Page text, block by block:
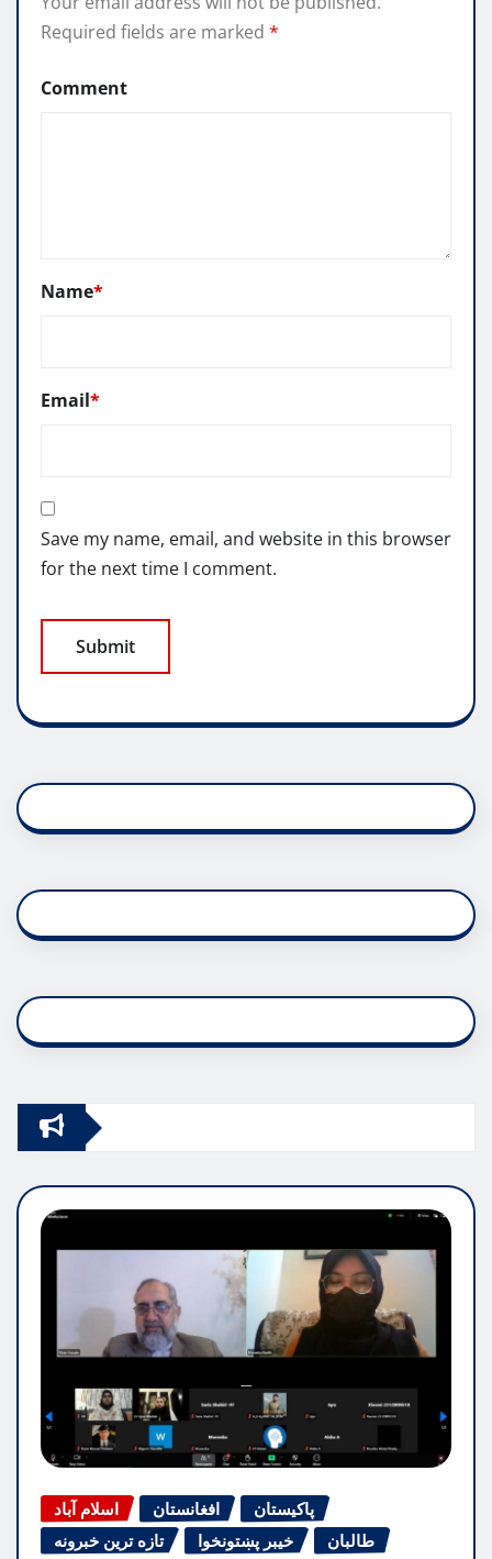
Required fields are marked *
Comment
Name*
Email*
Save my name, email, and website in this browser
for the next time I comment.
اسلام آباد افغانستان
پاکیستان
تازه ترین خبرونه
خیبر پښتونخوا
طالبان